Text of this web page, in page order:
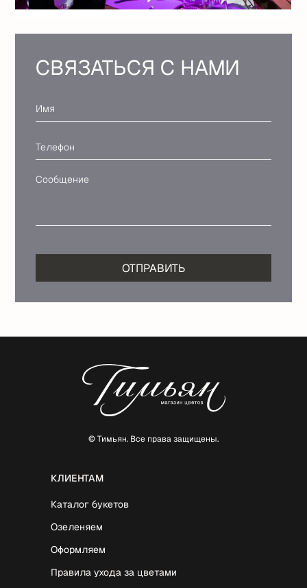
СВЯЗАТЬСЯ С НАМИ
ОТПРАВИТЬ
© Тимьян. Все права защищены.
КЛИЕНТАМ
Каталог букетов
Озеленяем
Оформляем
Правила ухода за цветами